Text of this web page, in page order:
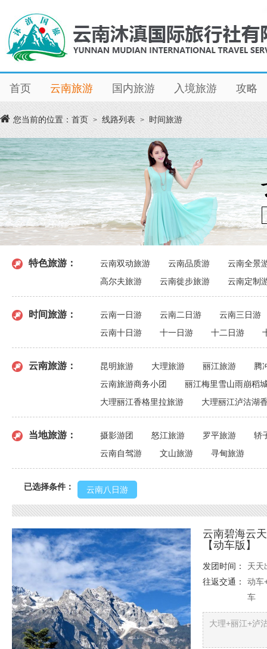
首页 云南旅游 国内旅游 入境旅游 攻略
您当前的位置： 首页 > 线路列表 > 时间旅游
特色旅游： 云南双动旅游 云南品质游
云南全景
高尔夫旅游
云南徙步旅游 云南定制
时间旅游： 云南一日游 云南二日游
云南三日游
云南十日游
十一日游 十二日游
云南旅游： 昆明旅游 大理旅游 丽江旅游
腾
云南旅游商务小团
丽江梅里雪山雨崩稻
大理丽江香格里拉旅游
大理丽江泸沽湖
当地旅游： 摄影游团 怒江旅游 罗平旅游
轿
云南自驾游
文山旅游 寻甸旅游
已选择条件： 云南八日游
云南碧海云
【动车版】
发团时间：
天天
往返交通：
动车
车
大理+丽江+泸